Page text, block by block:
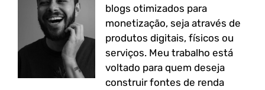
blogs otimizados para
monetização, seja através de
produtos digitais, físicos ou
serviços. Meu trabalho está
voltado para quem deseja
construir fontes de renda